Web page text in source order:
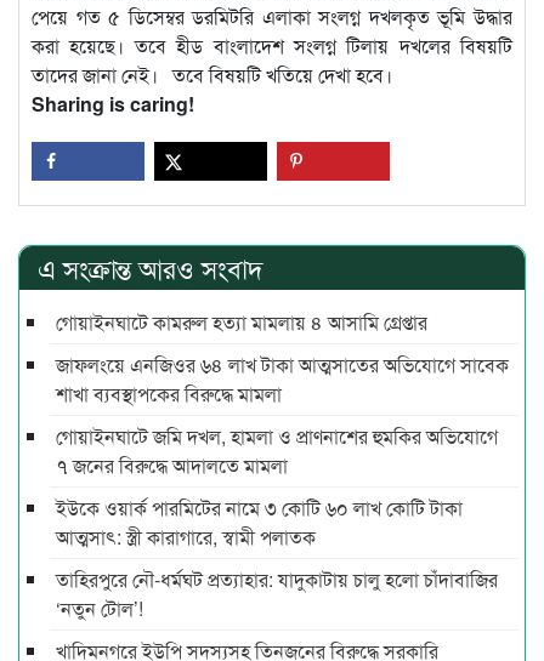
পেয়ে গত ৫ ডিসেম্বর ডরমিটরি এলাকা সংলগ্ন দখলকৃত ভূমি উদ্ধার
করা হয়েছে। তবে হীড বাংলাদেশ সংলগ্ন টিলায় দখলের বিষয়টি
তাদের জানা নেই। তবে বিষয়টি খতিয়ে দেখা হবে।
Sharing is caring!
এ সংক্রান্ত আরও সংবাদ
গোয়াইনঘাটে কামরুল হত্যা মামলায় ৪ আসামি গ্রেপ্তার
জাফলংয়ে এনজিওর ৬৪ লাখ টাকা আত্মসাতের অভিযোগে সাবেক
শাখা ব্যবস্থাপকের বিরুদ্ধে মামলা
গোয়াইনঘাটে জমি দখল, হামলা ও প্রাণনাশের হুমকির অভিযোগে
৭ জনের বিরুদ্ধে আদালতে মামলা
ইউকে ওয়ার্ক পারমিটের নামে ৩ কোটি ৬০ লাখ কোটি টাকা
আত্মসাৎ: স্ত্রী কারাগারে, স্বামী পলাতক
তাহিরপুরে নৌ-ধর্মঘট প্রত্যাহার: যাদুকাটায় চালু হলো চাঁদাবাজির
‘নতুন টোল’!
খাদিমনগরে ইউপি সদস্যসহ তিনজনের বিরুদ্ধে সরকারি